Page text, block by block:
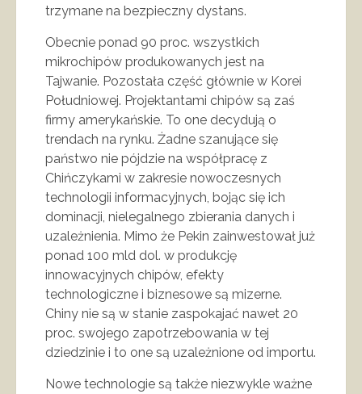
trzymane na bezpieczny dystans.
Obecnie ponad 90 proc. wszystkich
mikrochipów produkowanych jest na
Tajwanie. Pozostała część głównie w Korei
Południowej. Projektantami chipów są zaś
firmy amerykańskie. To one decydują o
trendach na rynku. Żadne szanujące się
państwo nie pójdzie na współpracę z
Chińczykami w zakresie nowoczesnych
technologii informacyjnych, bojąc się ich
dominacji, nielegalnego zbierania danych i
uzależnienia. Mimo że Pekin zainwestował już
ponad 100 mld dol. w produkcję
innowacyjnych chipów, efekty
technologiczne i biznesowe są mizerne.
Chiny nie są w stanie zaspokajać nawet 20
proc. swojego zapotrzebowania w tej
dziedzinie i to one są uzależnione od importu.
Nowe technologie są także niezwykle ważne